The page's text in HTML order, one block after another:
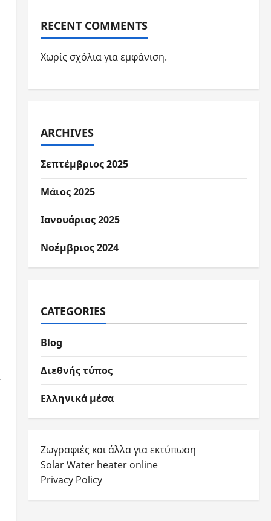
RECENT COMMENTS
Χωρίς σχόλια για εμφάνιση.
ARCHIVES
Σεπτέμβριος 2025
Μάιος 2025
Ιανουάριος 2025
Νοέμβριος 2024
CATEGORIES
Blog
Διεθνής τύπος
Ελληνικά μέσα
Ζωγραφιές και άλλα για εκτύπωση
Solar Water heater online
Privacy Policy